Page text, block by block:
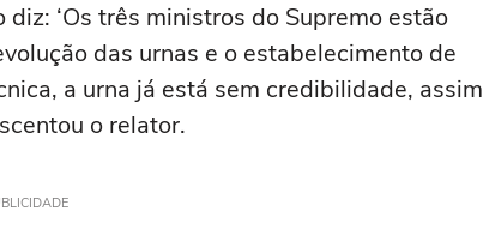
‘Os três ministros do Supremo estão
das urnas e o estabelecimento de
a urna já está sem credibilidade, assim
o relator.